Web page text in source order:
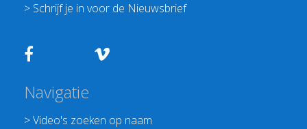
> Schrijf je in voor de Nieuwsbrief
Navigatie
>Video's zoeken op naam